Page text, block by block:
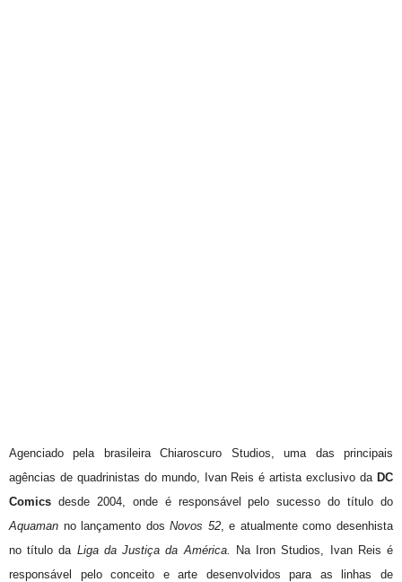
Agenciado pela brasileira Chiaroscuro Studios, uma das principais
agências de quadrinistas do mundo, Ivan Reis é artista exclusivo da DC
Comics desde 2004, onde é responsável pelo sucesso do título do
Aquaman no lançamento dosNovos 52, e atualmente como desenhista
no título da Liga da Justiça da América.
Na Iron Studios, Ivan Reis é
responsável pelo conceito e arte desenvolvidos para as linhas de